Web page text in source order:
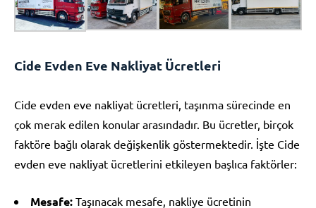
Cide Evden Eve Nakliyat Ücretleri
Cide evden eve nakliyat ücretleri, taşınma sürecinde en
çok merak edilen konular arasındadır. Bu ücretler, birçok
faktöre bağlı olarak değişkenlik göstermektedir. İşte Cide
evden eve nakliyat ücretlerini etkileyen başlıca faktörler:
Mesafe: Taşınacak mesafe, nakliye ücretinin